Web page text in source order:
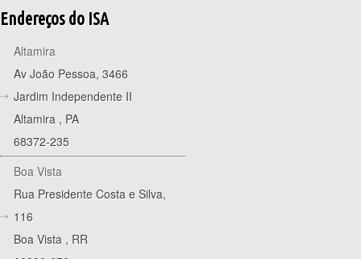
Endereços do ISA
Altamira
Av João Pessoa, 3466
Jardim Independente II
Altamira , PA
68372-235
Boa Vista
Rua Presidente Costa e Silva,
116
Boa Vista , RR